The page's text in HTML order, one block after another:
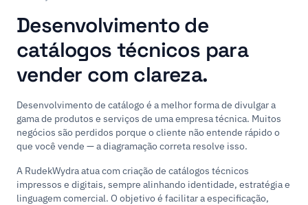
Desenvolvimento de
catálogos técnicos para
vender com clareza.
Desenvolvimento de catálogo é a melhor forma de divulgar a
gama de produtos e serviços de uma empresa técnica. Muitos
negócios são perdidos porque o cliente não entende rápido o
que você vende — a diagramação correta resolve isso.
A RudekWydra atua com criação de catálogos técnicos
impressos e digitais, sempre alinhando identidade, estratégia e
linguagem comercial. O objetivo é facilitar a especificação,